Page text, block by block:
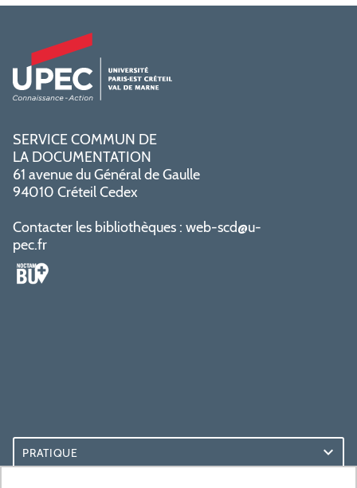
SERVICE COMMUN DE
LA DOCUMENTATION
61 avenue du Général de Gaulle
94010 Créteil Cedex
Contacter les bibliothèques : web-scd@u-
pec.fr
PRATIQUE